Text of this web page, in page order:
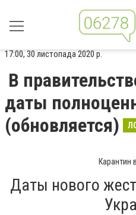
17:00, 30 листопада 2020 р.
В
даты
(обновляется)
Карантин
Даты нового